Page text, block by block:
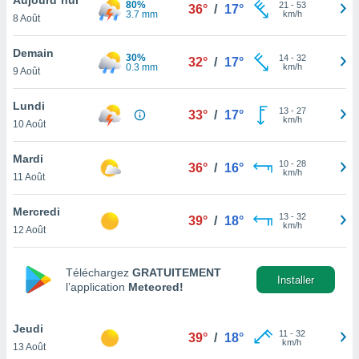
et
»,
au
vous
qu'ils
ou
le
ainsi
un
la
du
8 Août
80%
3.7 mm
36° / 17° 21 - 53
km/h
Demain
9 Août
30%
0.3 mm
32° / 17° 14- 32
km/h
Lundi
10 Août
33° / 17° 13- 27
km/h
Mardi
11 Août
36° / 16° 10- 28
km/h
Mercredi
12 Août
39° / 18° 13- 32
km/h
Téléchargez GRATUITEMENT
l’application Meteored!
Installer
Jeudi
13 Août
39° / 18° 11 - 32
km/h